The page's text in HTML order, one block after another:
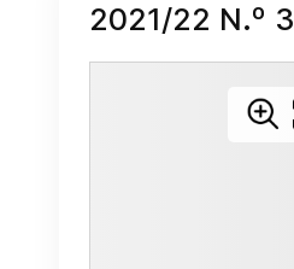
2021/22 N.º 3